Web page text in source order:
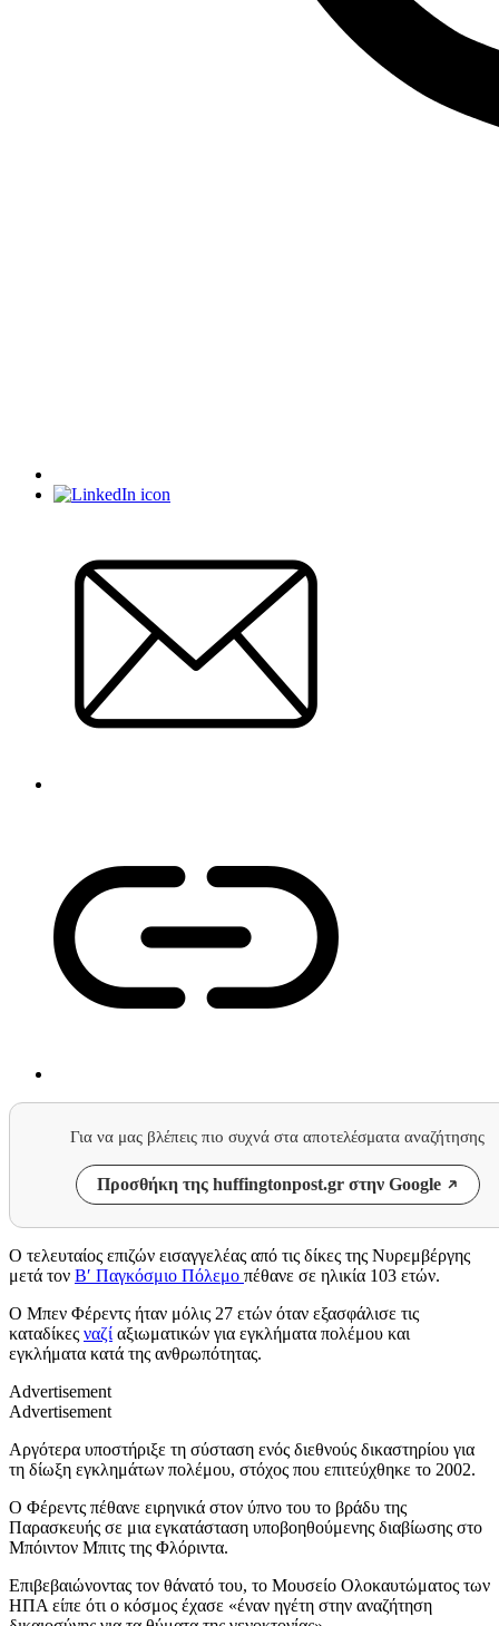
Για να μας βλέπεις πιο συχνά στα αποτελέσματα αναζήτησης
Προσθήκη της huffingtonpost.gr στην Google
Ο τελευταίος επιζών εισαγγελέας από τις δίκες της Νυρεμβέργης
μετά τον Β′ Παγκόσμιο Πόλεμο πέθανε σε ηλικία 103 ετών.
Ο Μπεν Φέρεντς ήταν μόλις 27 ετών όταν εξασφάλισε τις
καταδίκες ναζί αξιωματικών για εγκλήματα πολέμου και
εγκλήματα κατά της ανθρωπότητας.
Advertisement
Advertisement
Αργότερα υποστήριξε τη σύσταση ενός διεθνούς δικαστηρίου για
τη δίωξη εγκλημάτων πολέμου, στόχος που επιτεύχθηκε το 2002.
Ο Φέρεντς πέθανε ειρηνικά στον ύπνο του το βράδυ της
Παρασκευής σε μια εγκατάσταση υποβοηθούμενης διαβίωσης στο
Μπόιντον Μπιτς της Φλόριντα.
Επιβεβαιώνοντας τον θάνατό του, το Μουσείο Ολοκαυτώματος των
ΗΠΑ είπε ότι ο κόσμος έχασε «έναν ηγέτη στην αναζήτηση